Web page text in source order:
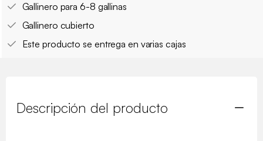
Gallinero para 6-8 gallinas
Gallinero cubierto
Este producto se entrega en varias cajas
Descripción del producto